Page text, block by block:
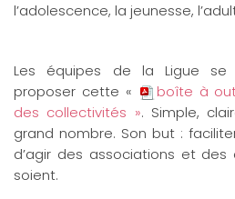
l’adolescence, la jeunesse,
Les équipes de la Ligue se
proposer cette «
boîte à
des collectivités ». Simple,
grand nombre. Son but :
d’agir des associations et des
soient.